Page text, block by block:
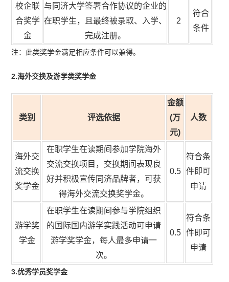
校企联
合奖学
金
与同济大学签署合作协议的企业的
在职学生，且最终被录取、入学、
完成注册。
2
符合
条件
注：此类奖学金满足相应条件可以兼得。
2.海外交换及游学类奖学金
类别 评选依据
金额
(万
元)
人数
海外交
流交换
奖学金
在职学生在读期间参加学院海外
交流交换项目，交换期间表现良
好并积极宣传同济品牌者，可获
得海外交流交换奖学金。
0.5
符合条
件即可
申请
游学奖
学金
在职学生在读期间参与学院组织
的国际国内游学实践活动可申请
游学奖学金，每人最多申请一
次。
0.5
符合条
件即可
申请
3.优秀学员奖学金